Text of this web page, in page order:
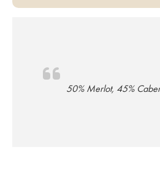
50% Merlot, 45%